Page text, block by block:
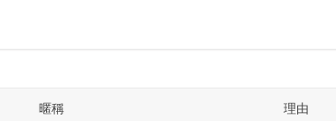
暱稱 理由